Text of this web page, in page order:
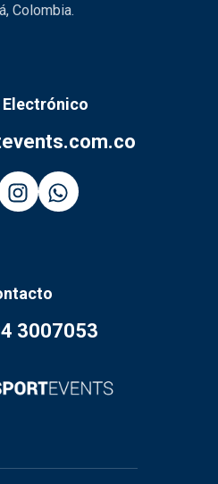
Colombia.
Electrónico
3007053